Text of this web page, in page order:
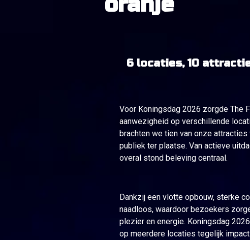
6 locaties, 10
Voor Koningsdag 2026 zorgde The
aanwezigheid op verschillende
brachten we tien van onze
publiek ter plaatse. Van actieve
overal stond beleving centraal.
Dankzij een vlotte opbouw, sterke
naadloos, waardoor bezoekers
plezier en energie. Koningsdag
op meerdere locaties tegelijk